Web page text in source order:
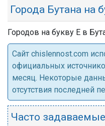
Города Бутана на
Городов на букву Е в
Cайт chislennost.com
официальных
месяц. Некоторые
отсутствия последней
Часто